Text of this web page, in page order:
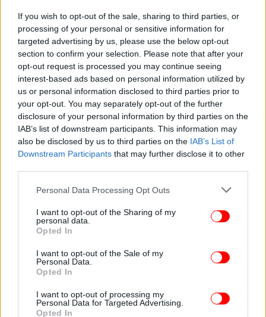
If you wish to opt-out of the sale, sharing to third parties, or
processing of your personal or sensitive information for
targeted advertising by us, please use the below opt-out
section to confirm your selection. Please note that after your
opt-out request is processed you may continue seeing
interest-based ads based on personal information utilized by
us or personal information disclosed to third parties prior to
your opt-out. You may separately opt-out of the further
disclosure of your personal information by third parties on the
IAB’s list of downstream participants. This information may
also be disclosed by us to third parties on the IAB’s List of
Downstream Participants that may further disclose it to other
Please note that this website/app uses one or more Google
not limited to your visit or usage behaviour. You may click to
grant or deny consent to Google and its third-party tags to
use your data for below specified purposes in below Google
consent section.
Personal Data Processing Opt Outs
I want to opt-out of the Sharing of my
personal data.
Opted In
I want to opt-out of the Sale of my
Personal Data.
Opted In
I want to opt-out of processing my
Personal Data for Targeted Advertising.
Opted In
Οι 4 αποχρώσεις που κάνουν τα στενά δωμάτια
να δείχνουν μεγαλύτερα και πιο κομψά
05/05/2026 16:24